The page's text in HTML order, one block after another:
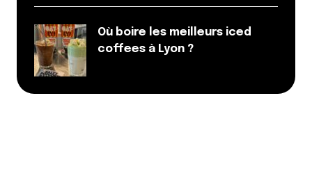
Où boire les meilleurs iced
coffees à Lyon ?